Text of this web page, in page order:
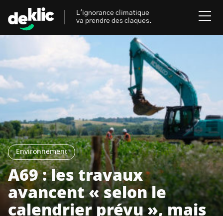
Environnement
A69 : les travaux
avancent « selon le
calendrier prévu », mais
L'ignorance climatique
va prendre des claques.
Rechercher
Environnement
Aides, bons plans & cie
Énergies renouvelables
Mobilités durables
Gestes écologiques
Rechercher
:
Les mots clés les plus
recherchés sur Deklic
Transition Écologique deklic kids
interview Volte-face influenceur.se